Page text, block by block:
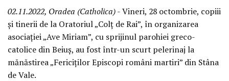
02.11.2022, Oradea (Catholica)- Vineri, 28 octombrie, copiii
și tinerii de la Oratoriul „Colț de Rai”, în organizarea
asociației „Ave Miriam”, cu sprijinul parohiei greco-
catolice din Beiuș, au fost într-un scurt pelerinaj la
mănăstirea „Fericiților Episcopi români martiri” din Stâna
de Vale.